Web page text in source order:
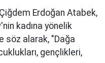
Erdoğan Atabek,
kadına yönelik
söz alarak, "Dağa
gençlikleri,